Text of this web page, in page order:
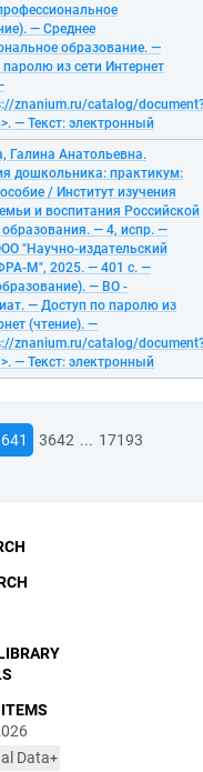
— Среднее
образование. —
из сети Интернет
znanium.ru/catalog/
— Текст: электронный
Галина Анатольевна.
дошкольника: практикум:
/ Институт изучения
и воспитания Российской
— 4, испр. —
"Научно-издательский
М", 2025. — 401 с. —
— ВО -
— Доступ по паролю из
(чтение). —
znanium.ru/catalog/
— Текст: электронный
3642 ... 17193
Data